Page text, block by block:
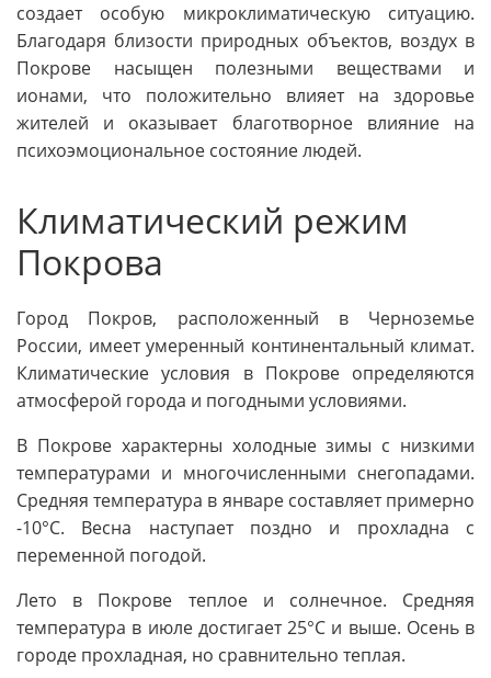
создает особую микроклиматическую ситуацию.
Благодаря близости природных объектов, воздух в
Покрове насыщен полезными веществами и
ионами, что положительно влияет на здоровье
жителей и оказывает благотворное влияние на
психоэмоциональное состояние людей.
Климатический режим
Покрова
Город Покров, расположенный в Черноземье
России, имеет умеренный континентальный климат.
Климатические условия в Покрове определяются
атмосферой города и погодными условиями.
В Покрове характерны холодные зимы с низкими
температурами и многочисленными снегопадами.
Средняя температура в январе составляет примерно
-10°C. Весна наступает поздно и прохладна с
переменной погодой.
Лето в Покрове теплое и солнечное. Средняя
температура в июле достигает 25°C и выше. Осень в
городе прохладная, но сравнительно теплая.